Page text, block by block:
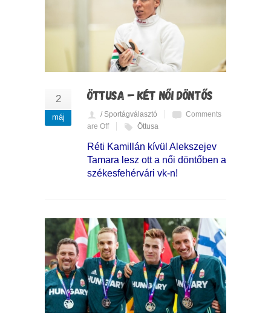
2
máj
ÖTTUSA – KÉT NŐI DÖNTŐS
/ Sportágválasztó
Comments
are Off
Öttusa
Réti Kamillán kívül Alekszejev
Tamara lesz ott a női döntőben a
székesfehérvári vk-n!